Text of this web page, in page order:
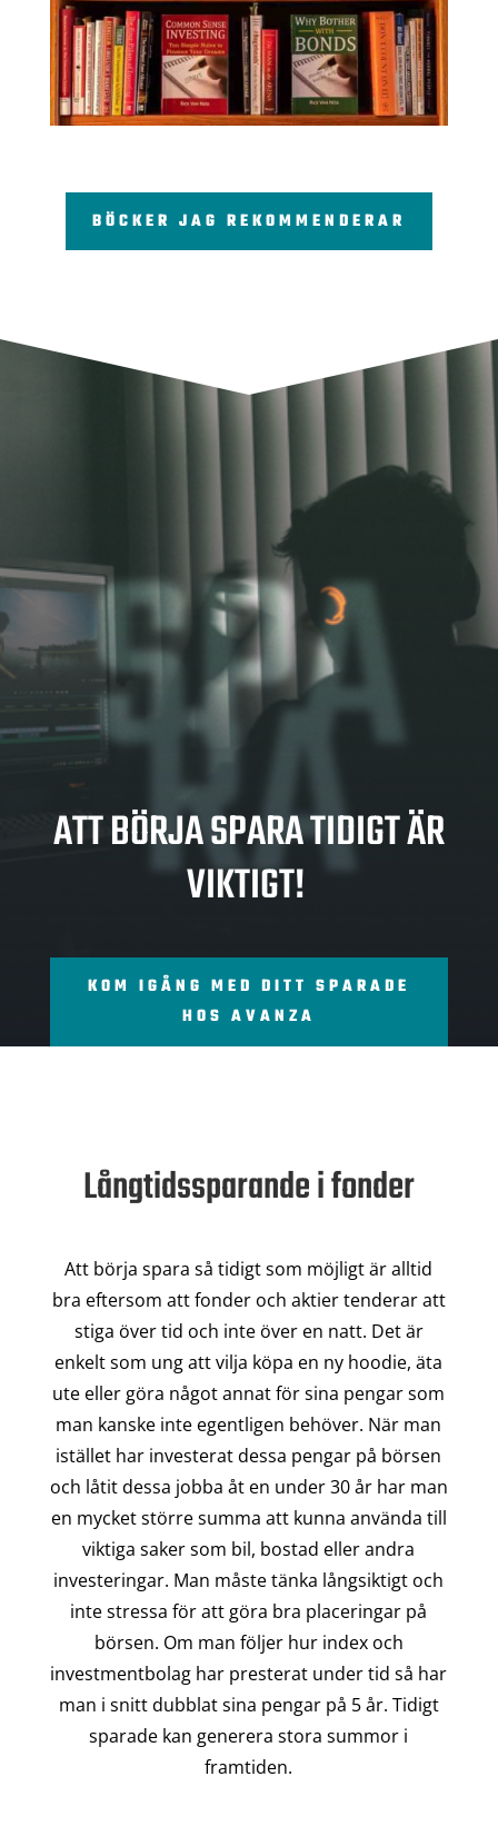
BÖCKER JAG REKOMMENDERAR
SPA
RA
ATT BÖRJA SPARA TIDIGT ÄR
VIKTIGT!
KOM IGÅNG MED DITT SPARADE
HOS AVANZA
Långtidssparande i fonder
Att börja spara så tidigt som möjligt är alltid
bra eftersom att fonder och aktier tenderar att
stiga över tid och inte över en natt. Det är
enkelt som ung att vilja köpa en ny hoodie, äta
ute eller göra något annat för sina pengar som
man kanske inte egentligen behöver. När man
istället har investerat dessa pengar på börsen
och låtit dessa jobba åt en under 30 år har man
en mycket större summa att kunna använda till
viktiga saker som bil, bostad eller andra
investeringar. Man måste tänka långsiktigt och
inte stressa för att göra bra placeringar på
börsen. Om man följer hur index och
investmentbolag har presterat under tid så har
man i snitt dubblat sina pengar på 5 år. Tidigt
sparade kan generera stora summor i
framtiden.